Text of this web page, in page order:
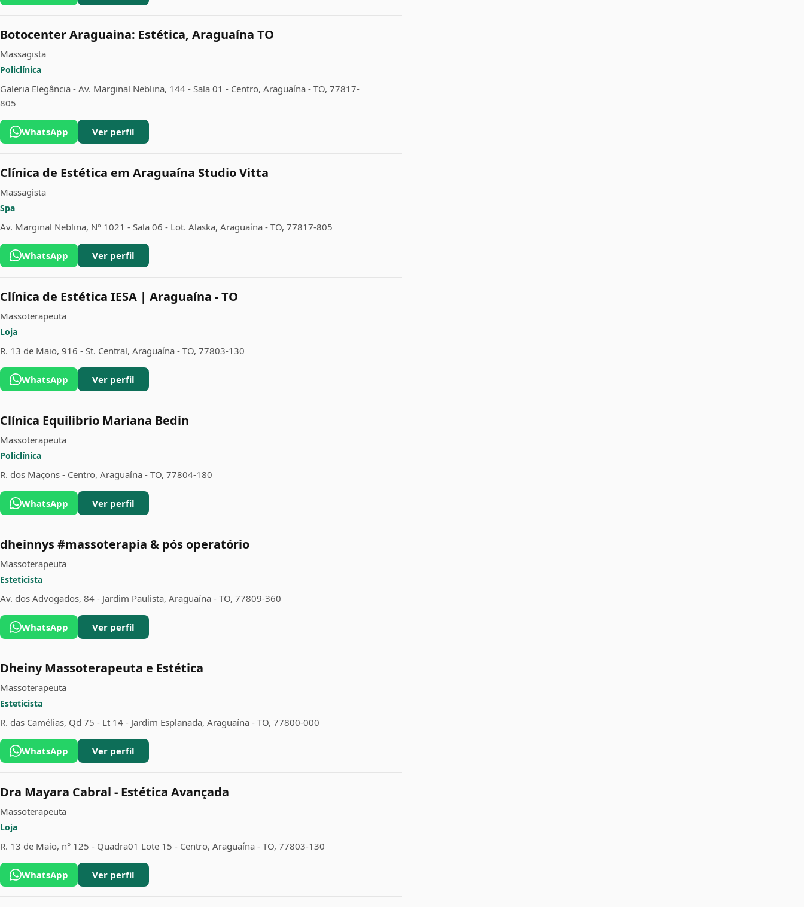
Botocenter Araguaina: Estética, Araguaína TO
Massagista
Policlínica
Galeria Elegância - Av. Marginal Neblina, 144 - Sala 01 - Centro, Araguaína - TO, 77817-
805
WhatsApp Ver perfil
Clínica de Estética em Araguaína Studio Vitta
Massagista
Spa
Av. Marginal Neblina, Nº 1021 - Sala 06 - Lot. Alaska, Araguaína - TO, 77817-805
WhatsApp Ver perfil
Clínica de Estética IESA | Araguaína - TO
Massoterapeuta
Loja
R. 13 de Maio, 916 - St. Central, Araguaína - TO, 77803-130
WhatsApp Ver perfil
Clínica Equilibrio Mariana Bedin
Massoterapeuta
Policlínica
R. dos Maçons - Centro, Araguaína - TO, 77804-180
WhatsApp Ver perfil
dheinnys #massoterapia & pós operatório
Massoterapeuta
Esteticista
Av. dos Advogados, 84 - Jardim Paulista, Araguaína - TO, 77809-360
WhatsApp Ver perfil
Dheiny Massoterapeuta e Estética
Massoterapeuta
Esteticista
R. das Camélias, Qd 75 - Lt 14 - Jardim Esplanada, Araguaína - TO, 77800-000
WhatsApp Ver perfil
Dra Mayara Cabral - Estética Avançada
Massoterapeuta
Loja
R. 13 de Maio, n° 125 - Quadra01 Lote 15 - Centro, Araguaína - TO, 77803-130
WhatsApp Ver perfil